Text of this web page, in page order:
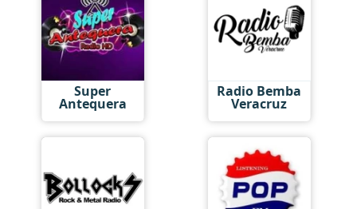
Super
Antequera
Radio Bemba
Veracruz